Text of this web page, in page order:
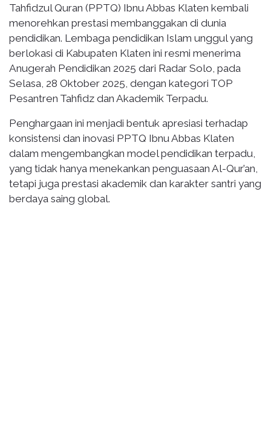
Tahfidzul Quran (PPTQ) Ibnu Abbas Klaten kembali
menorehkan prestasi membanggakan di dunia
pendidikan. Lembaga pendidikan Islam unggul yang
berlokasi di Kabupaten Klaten ini resmi menerima
Anugerah Pendidikan 2025 dari Radar Solo, pada
Selasa, 28 Oktober 2025, dengan kategori TOP
Pesantren Tahfidz dan Akademik Terpadu.
Penghargaan ini menjadi bentuk apresiasi terhadap
konsistensi dan inovasi PPTQ Ibnu Abbas Klaten
dalam mengembangkan model pendidikan terpadu,
yang tidak hanya menekankan penguasaan Al-Qur’an,
tetapi juga prestasi akademik dan karakter santri yang
berdaya saing global.